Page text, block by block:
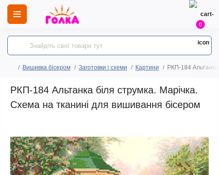
0
Вишивка бісером Заготовки і схеми Картини РКП-184 Альтанка
РКП-184 Альтанка біля струмка. Марічка.
Схема на тканині для вишивання бісером